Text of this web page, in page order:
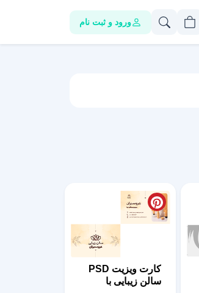
ورود و ثبت نام
کارت ویزیت PSD
سالن زیبایی با